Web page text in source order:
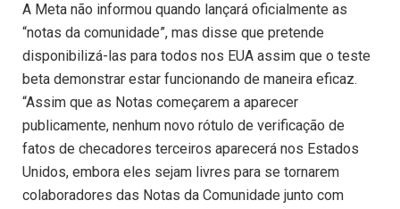
A Meta não informou quando lançará oficialmente as
“notas da comunidade”, mas disse que pretende
disponibilizá-las para todos nos EUA assim que o teste
beta demonstrar estar funcionando de maneira eficaz.
“Assim que as Notas começarem a aparecer
publicamente, nenhum novo rótulo de verificação de
fatos de checadores terceiros aparecerá nos Estados
Unidos, embora eles sejam livres para se tornarem
colaboradores das Notas da Comunidade junto com